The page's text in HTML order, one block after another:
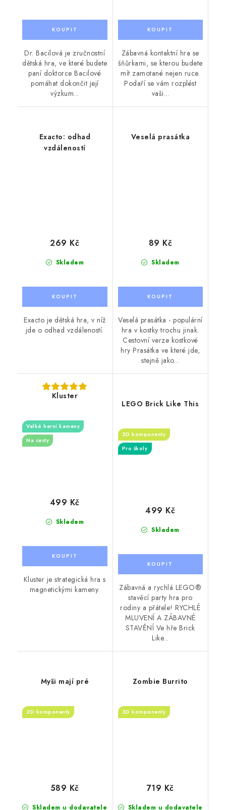
Dr. Bacilová je zručnostní
dětská hra, ve které budete
paní doktorce Bacilové
pomáhat dokončit její
výzkum...
Zábavná kontaktní hra se
šňůrkami, se kterou budete
mít zamotané nejen ruce.
Podaří se vám rozplést
vaši...
Exacto: odhad
vzdáleností
Skladem
269 Kč
Exacto je dětská hra, v níž
jde o odhad vzdáleností.
Veselá prasátka
Skladem
89 Kč
Veselá prasátka - populární
hra v kostky trochu jinak.
Cestovní verze kostkové
hry Prasátka ve které jde,
stejně jako...
Kluster
Velké herní kameny
Na cesty
Skladem
499 Kč
Kluster je strategická hra s
magnetickými kameny.
LEGO Brick Like This
3D komponenty
Pro školy
Skladem
499 Kč
Zábavná a rychlá LEGO®
stavěcí party hra pro
rodiny a přátele! RYCHLÉ
MLUVENÍ A ZÁBAVNÉ
STAVĚNÍ Ve hře Brick
Like...
Myši mají pré
3D komponenty
Skladem u dodavatele
589 Kč
Zombie Burrito
3D komponenty
Skladem u dodavatele
719 Kč